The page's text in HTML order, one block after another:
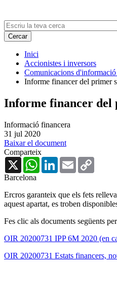
Inici
Accionistes i inversors
Comunicacions
Informe financer del primer
Informe financer del
Informació financera
31 jul 2020
Baixar el document
Comparteix
X
WhatsAppLinkedInEmail
Barcelona
Ercros garanteix que els fets
aquest apartat, es troben
Fes clic als documents següents
OIR 20200731 IPP 6M 2020 (en
OIR 20200731 Estats financers,